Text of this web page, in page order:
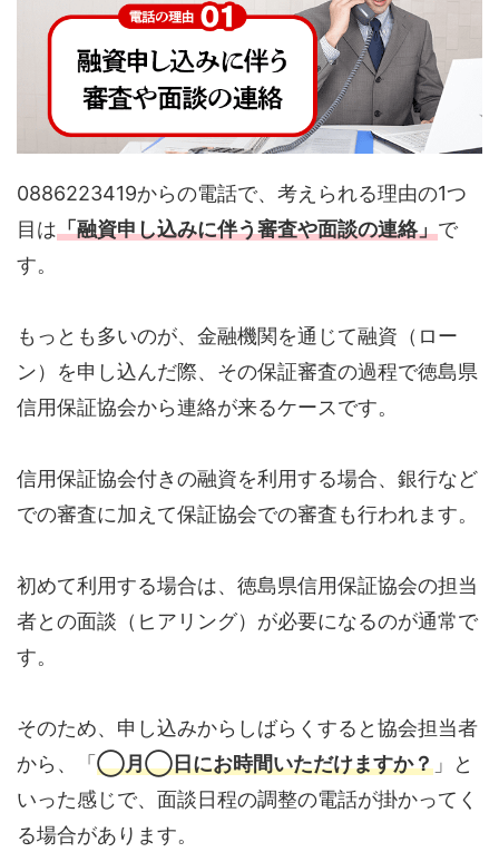
0886223419からの電話で、考えられる理由の1つ
目は「融資申し込みに伴う審査や面談の連絡」で
す。
もっとも多いのが、金融機関を通じて融資（ロー
ン）を申し込んだ際、その保証審査の過程で徳島県
信用保証協会から連絡が来るケースです。
信用保証協会付きの融資を利用する場合、銀行など
での審査に加えて保証協会での審査も行われます。
初めて利用する場合は、徳島県信用保証協会の担当
者との面談（ヒアリング）が必要になるのが通常で
す。
そのため、申し込みからしばらくすると協会担当者
から、「 ◯月◯日にお時間いただけますか？ 」と
いった感じで、面談日程の調整の電話が掛かってく
る場合があります。